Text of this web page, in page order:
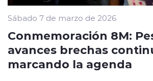
Sábado 7 de marzo de 2026
Conmemoración 8M:
avances brechas
marcando la agenda